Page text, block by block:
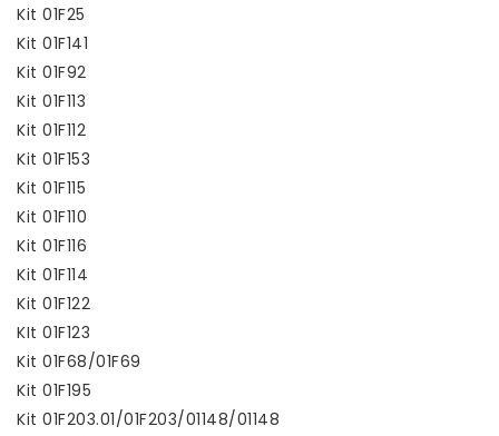
Kit 01F25
Kit 01F141
Kit 01F92
Kit 01F113
Kit 01F112
Kit 01F153
Kit 01F115
Kit 01F110
Kit 01F116
Kit 01F114
Kit 01F122
KIt 01F123
Kit 01F68/01F69
Kit 01F195
Kit 01F203.01/01F203/01148/01148